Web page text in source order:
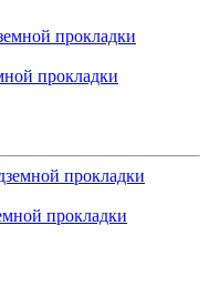
прокладки
прокладки